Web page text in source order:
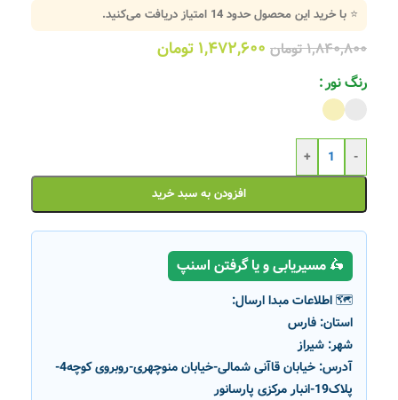
⭐ با خرید این محصول حدود14 امتیاز دریافت می‌کنید.
۱,۸۴۰,۸۰۰تومان ۱,۴۷۲,۶۰۰ تومان
رنگ نور
-
+
افزودن به سبد خرید
🛵 مسیریابی و یا گرفتن اسنپ
🗺️ اطلاعات مبدا ارسال:
استان: فارس
شهر: شیراز
آدرس:
خیابان قاآنی شمالی-خیابان منوچهری-روبروی کوچه4-
پلاک19-انبار مرکزی پارسانور